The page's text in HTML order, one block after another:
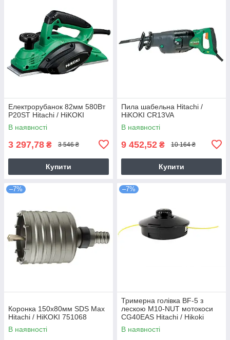
Електрорубанок 82мм 580Вт
P20ST Hitachi / HiKOKI
В наявності
3 297,78 ₴ 3 546 ₴
Купити
Пила шабельна Hitachi /
HiKOKI CR13VA
В наявності
9 452,52 ₴ 10 164 ₴
Купити
–7%
Коронка 150х80мм SDS Max
Hitachi / HiKOKI 751068
В наявності
–7%
Тримерна голівка BF-5 з
лескою M10-NUT мотокоси
CG40EAS Hitachi / Hikoki
6695784
В наявності